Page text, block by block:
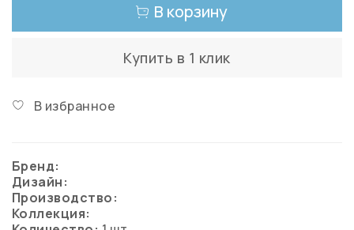
В корзину
Купить в 1 клик
В избранное
Бренд:
Дизайн:
Производство:
Коллекция: